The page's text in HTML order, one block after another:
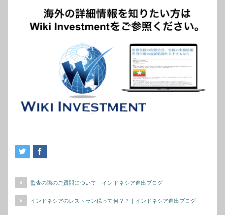
監査の際のご質問について｜インドネシア進出ブログ
インドネシアのレストラン税って何？？｜インドネシア進出ブログ